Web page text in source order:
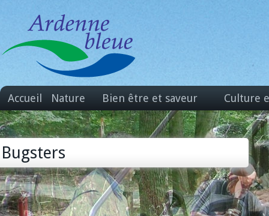
Accueil Nature Bien être et saveur Culture
Bugsters